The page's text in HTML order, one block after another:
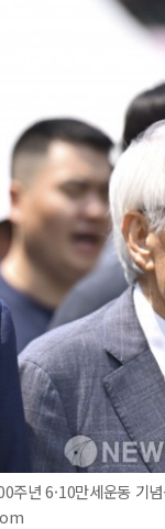
주년 6·10만세운동 기